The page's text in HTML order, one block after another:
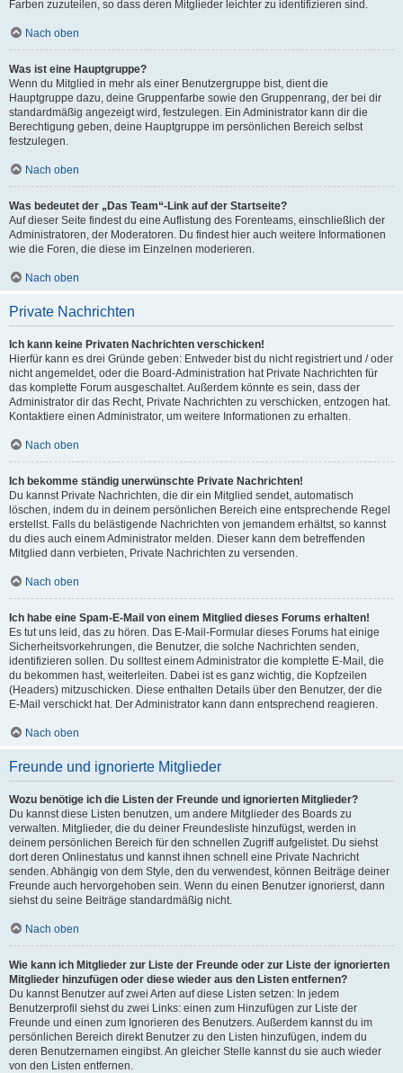
Farben zuzuteilen, so dass deren Mitglieder leichter zu identifizieren sind.
Nach oben
Was ist eine Hauptgruppe?
Wenn du Mitglied in mehr als einer Benutzergruppe bist, dient die
Hauptgruppe dazu, deine Gruppenfarbe sowie den Gruppenrang, der bei dir
standardmäßig angezeigt wird, festzulegen. Ein Administrator kann dir die
Berechtigung geben, deine Hauptgruppe im persönlichen Bereich selbst
festzulegen.
Nach oben
Was bedeutet der „Das Team“-Link auf der Startseite?
Auf dieser Seite findest du eine Auflistung des Forenteams, einschließlich der
Administratoren, der Moderatoren. Du findest hier auch weitere Informationen
wie die Foren, die diese im Einzelnen moderieren.
Nach oben
Private Nachrichten
Ich kann keine Privaten Nachrichten verschicken!
Hierfür kann es drei Gründe geben: Entweder bist du nicht registriert und / oder
nicht angemeldet, oder die Board-Administration hat Private Nachrichten für
das komplette Forum ausgeschaltet. Außerdem könnte es sein, dass der
Administrator dir das Recht, Private Nachrichten zu verschicken, entzogen hat.
Kontaktiere einen Administrator, um weitere Informationen zu erhalten.
Nach oben
Ich bekomme ständig unerwünschte Private Nachrichten!
Du kannst Private Nachrichten, die dir ein Mitglied sendet, automatisch
löschen, indem du in deinem persönlichen Bereich eine entsprechende Regel
erstellst. Falls du belästigende Nachrichten von jemandem erhältst, so kannst
du dies auch einem Administrator melden. Dieser kann dem betreffenden
Mitglied dann verbieten, Private Nachrichten zu versenden.
Nach oben
Ich habe eine Spam-E-Mail von einem Mitglied dieses Forums erhalten!
Es tut uns leid, das zu hören. Das E-Mail-Formular dieses Forums hat einige
Sicherheitsvorkehrungen, die Benutzer, die solche Nachrichten senden,
identifizieren sollen. Du solltest einem Administrator die komplette E-Mail, die
du bekommen hast, weiterleiten. Dabei ist es ganz wichtig, die Kopfzeilen
(Headers) mitzuschicken. Diese enthalten Details über den Benutzer, der die
E-Mail verschickt hat. Der Administrator kann dann entsprechend reagieren.
Nach oben
Freunde und ignorierte Mitglieder
Wozu benötige ich die Listen der Freunde und ignorierten Mitglieder?
Du kannst diese Listen benutzen, um andere Mitglieder des Boards zu
verwalten. Mitglieder, die du deiner Freundesliste hinzufügst, werden in
deinem persönlichen Bereich für den schnellen Zugriff aufgelistet. Du siehst
dort deren Onlinestatus und kannst ihnen schnell eine Private Nachricht
senden. Abhängig von dem Style, den du verwendest, können Beiträge deiner
Freunde auch hervorgehoben sein. Wenn du einen Benutzer ignorierst, dann
siehst du seine Beiträge standardmäßig nicht.
Nach oben
Wie kann ich Mitglieder zur Liste der Freunde oder zur Liste der ignorierten
Mitglieder hinzufügen oder diese wieder aus den Listen entfernen?
Du kannst Benutzer auf zwei Arten auf diese Listen setzen: In jedem
Benutzerprofil siehst du zwei Links: einen zum Hinzufügen zur Liste der
Freunde und einen zum Ignorieren des Benutzers. Außerdem kannst du im
persönlichen Bereich direkt Benutzer zu den Listen hinzufügen, indem du
deren Benutzernamen eingibst. An gleicher Stelle kannst du sie auch wieder
von den Listen entfernen.